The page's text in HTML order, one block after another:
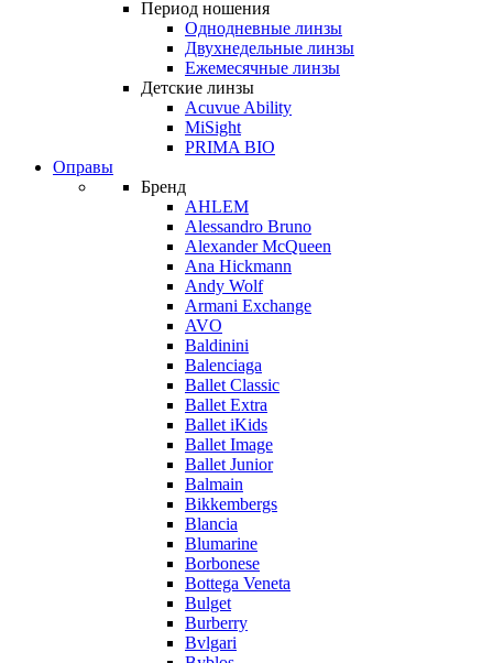
Период ношения
Однодневные линзы
Двухнедельные линзы
Ежемесячные линзы
Детские линзы
Acuvue Ability
MiSight
PRIMA BIO
Оправы
Бренд
AHLEM
Alessandro Bruno
Alexander McQueen
Ana Hickmann
Andy Wolf
Armani Exchange
AVO
Baldinini
Balenciaga
Ballet Classic
Ballet Extra
Ballet iKids
Ballet Image
Ballet Junior
Balmain
Bikkembergs
Blancia
Blumarine
Borbonese
Bottega Veneta
Bulget
Burberry
Bvlgari